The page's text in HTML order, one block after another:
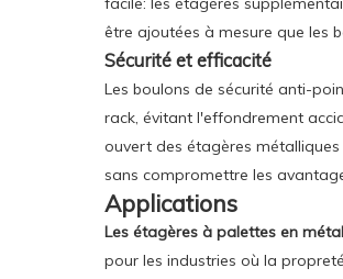
être ajoutées à mesure que les
Sécurité et efficacité
Les boulons de sécurité anti-
rack, évitant l'effondrement
ouvert des étagères
sans compromettre les
Applications
Les étagères à palettes en
pour les industries où la